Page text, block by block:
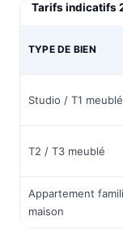
Tarifs indicatifs
TYPE DE BIEN
Studio / T1 meublé
T2 / T3 meublé
Appartement
maison